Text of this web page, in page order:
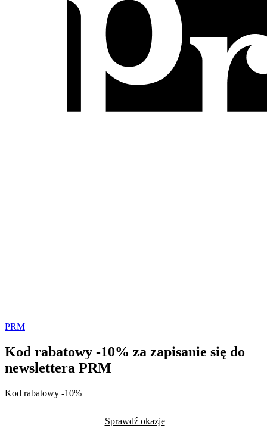
PRM
Kod rabatowy -10% za zapisanie się do
newslettera PRM
Kod rabatowy -10%
Sprawdź okazje